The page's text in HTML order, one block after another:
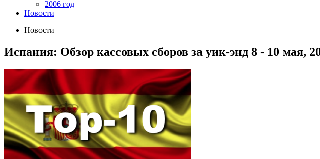
2006 год
Новости
Новости
Испания: Обзор кассовых сборов за уик-энд 8 - 10 мая,